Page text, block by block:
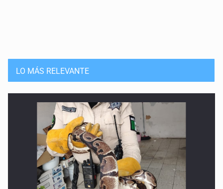
LO MÁS RELEVANTE